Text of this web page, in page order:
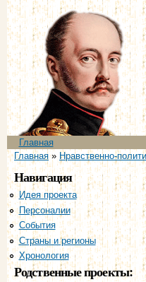
Главное меню
Главная
Вы здесь
Главная» Нравственно-
Навигация
Идея проекта
Персоналии
События
Страны и регионы
Хронология
Родственные проекты: